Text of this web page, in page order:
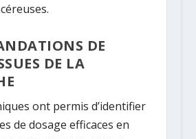
DE
DE LA
ont permis d’identifier
de dosage efficaces en